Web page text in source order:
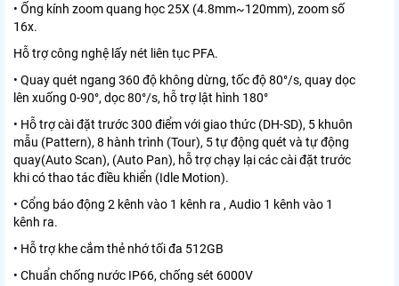
• Ống kính zoom quang học 25X (4.8mm~120mm), zoom số
16x.
Hỗ trợ công nghệ lấy nét liên tục PFA.
• Quay quét ngang 360 độ không dừng, tốc độ 80°/s, quay dọc
lên xuống 0-90°, dọc 80°/s, hỗ trợ lật hình 180°
• Hỗ trợ cài đặt trước 300 điểm với giao thức (DH-SD), 5 khuôn
mẫu (Pattern), 8 hành trình (Tour), 5 tự động quét và tự động
quay(Auto Scan), (Auto Pan), hỗ trợ chạy lại các cài đặt trước
khi có thao tác điều khiển (Idle Motion).
• Cổng báo động 2 kênh vào 1 kênh ra , Audio 1 kênh vào 1
kênh ra.
• Hỗ trợ khe cắm thẻ nhớ tối đa 512GB
• Chuẩn chống nước IP66, chống sét 6000V